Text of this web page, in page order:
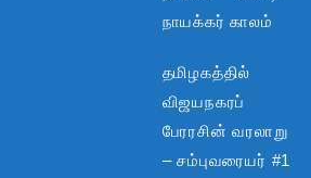
நாயக்கர் காலம்
தமிழகத்தில்
விஜயநகரப்
பேரரசின் வரலாறு
– சம்புவரையர் #1